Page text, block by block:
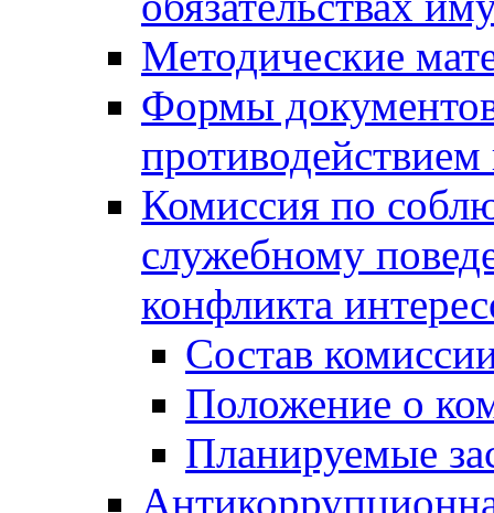
Методические
Формы
Комиссия по
служебному
конфликта
Состав
Положение о
Планируемые